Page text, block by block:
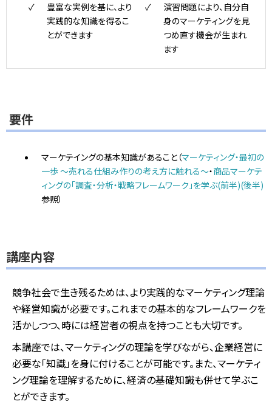
豊富な実例を基に、より
実践的な知識を得るこ
とができます
演習問題により、自分自
身のマーケティングを見
つめ直す機会が生まれ
ます
要件
マーケテイングの基本知識があること（マーケティング・最初の
一歩 ～売れる仕組み作りの考え方に触れる～・商品マーケテ
ィングの「調査・分析・戦略フレームワーク」を学ぶ(前半)(後半)
参照）
講座内容
競争社会で生き残るためは、より実践的なマーケティング理論
や経営知識が必要です。これまでの基本的なフレームワークを
活かしつつ、時には経営者の視点を持つことも大切です。
本講座では、マーケティングの理論を学びながら、企業経営に
必要な「知識」を身に付けることが可能です。また、マーケティ
ング理論を理解するために、経済の基礎知識も併せて学ぶこ
とができます。